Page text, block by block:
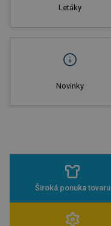
Letáky
Novinky
Široká ponuka tovaru